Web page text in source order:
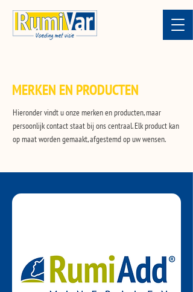
MERKEN EN PRODUCTEN
Hieronder vindt u onze merken en producten, maar
persoonlijk contact staat bij ons centraal. Elk product kan
op maat worden gemaakt, afgestemd op uw wensen. ​